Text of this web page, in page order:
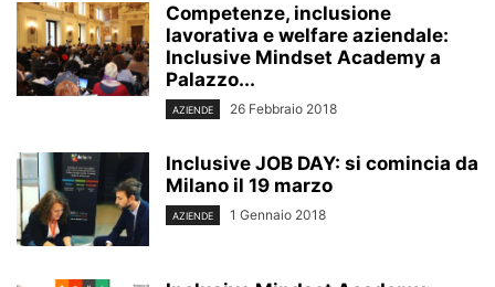
Competenze, inclusione
lavorativa e welfare aziendale:
Inclusive Mindset Academy a
Palazzo...
AZIENDE 26 Febbraio 2018
Inclusive JOB DAY: si comincia da
Milano il 19 marzo
AZIENDE 1 Gennaio 2018